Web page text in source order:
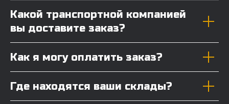
Какой транспортной компанией
вы доставите заказ?
Как я могу оплатить заказ?
Где находятся ваши склады?